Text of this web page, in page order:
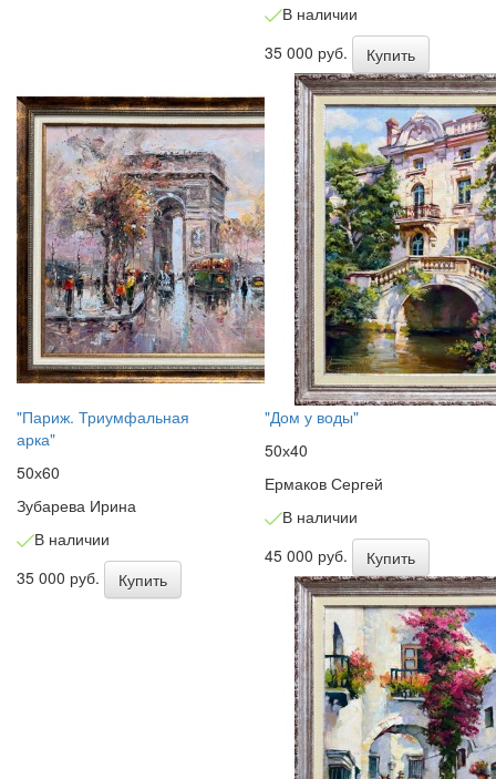
В наличии
35 000 руб.
Купить
"Париж. Триумфальная
арка"
50х60
Зубарева Ирина
В наличии
35 000 руб.
Купить
"Дом у воды"
50х40
Ермаков Сергей
В наличии
45 000 руб.
Купить